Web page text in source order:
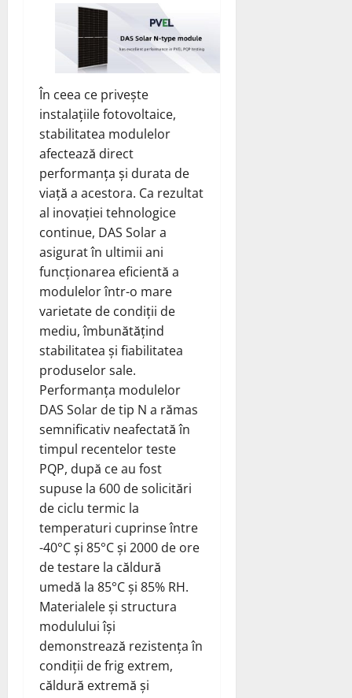
În ceea ce privește
instalațiile fotovoltaice,
stabilitatea modulelor
afectează direct
performanța și durata de
viață a acestora. Ca rezultat
al inovației tehnologice
continue, DAS Solar a
asigurat în ultimii ani
funcționarea eficientă a
modulelor într-o mare
varietate de condiții de
mediu, îmbunătățind
stabilitatea și fiabilitatea
produselor sale.
Performanța modulelor
DAS Solar de tip N a rămas
semnificativ neafectată în
timpul recentelor teste
PQP, după ce au fost
supuse la 600 de solicitări
de ciclu termic la
temperaturi cuprinse între
-40°C și 85°C și 2000 de ore
de testare la căldură
umedă la 85°C și 85% RH.
Materialele și structura
modulului își
demonstrează rezistența în
condiții de frig extrem,
căldură extremă și